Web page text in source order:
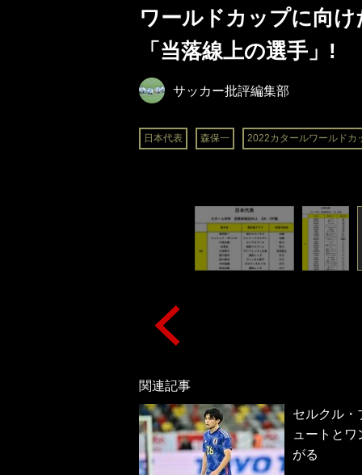
ワールドカップに向
「当落線上の選手」!
サッカー批評編集部
日本代表 森保一 2022カタールワールドカ
関連記事
セルクル・
ュートと
がる